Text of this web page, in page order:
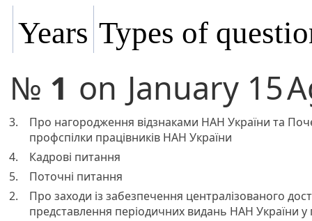
Years Types of
№ 1 on January 15
3.
Про нагородження відзнаками НАН України та
профспілки працівників НАН України
4.
Кадрові питання
5.
Поточні питання
2.
Про заходи із забезпечення централізованого
представлення періодичних видань НАН України